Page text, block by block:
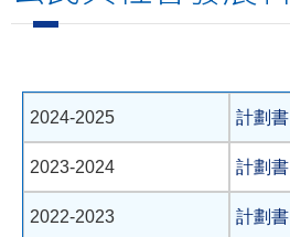
2024-2025 計劃書
2023-2024 計劃書
2022-2023 計劃書